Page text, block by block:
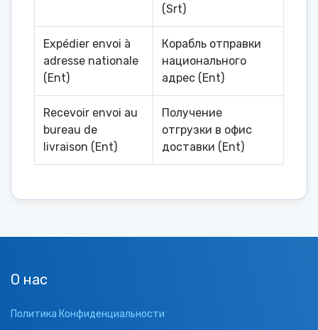
(Srt)
Expédier envoi à
adresse nationale
(Ent)
Корабль отправки
национального
адрес (Ent)
Recevoir envoi au
bureau de
livraison (Ent)
Получение
отгрузки в офис
доставки (Ent)
О нас
Политика Конфиденциальности